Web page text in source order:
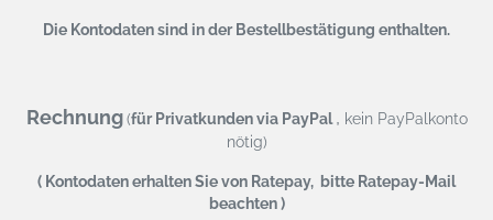
Die Kontodaten sind in der Bestellbestätigung enthalten.
Rechnung (für Privatkunden via PayPal, kein PayPalkonto
nötig)
( Kontodaten erhalten Sie von Ratepay, bitte Ratepay-Mail
beachten )